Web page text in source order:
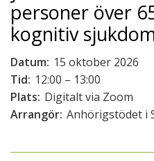
personer över
kognitiv
Datum: 15 oktober 2026
Tid: 12:00 – 13:00
Plats: Digitalt via Zoom
Arrangör: Anhörigstödet i